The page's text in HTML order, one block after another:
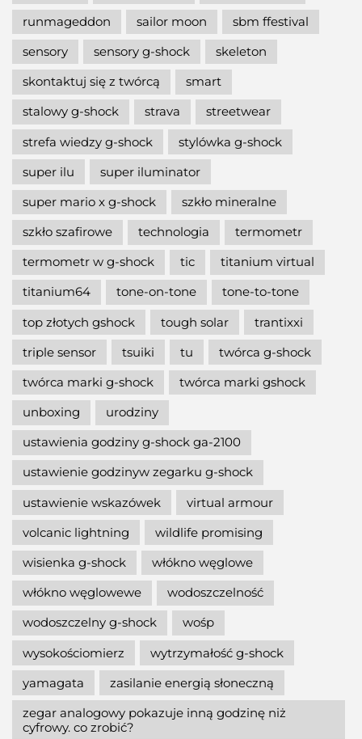
runmageddon
sailor moon
sbm ffestival
sensory
sensory g-shock
skeleton
skontaktuj się z twórcą
smart
stalowy g-shock
strava
streetwear
strefa wiedzy g-shock
stylówka g-shock
super ilu
super iluminator
super mario x g-shock
szkło mineralne
szkło szafirowe
technologia
termometr
termometr w g-shock
tic
titanium virtual
titanium64
tone-on-tone
tone-to-tone
top złotych gshock
tough solar
trantixxi
triple sensor
tsuiki tu
twórca g-shock
twórca marki g-shock
twórca marki gshock
unboxing
urodziny
ustawienia godziny g-shock ga-2100
ustawienie godzinyw zegarku g-shock
ustawienie wskazówek
virtual armour
volcanic lightning
wildlife promising
wisienka g-shock
włókno węglowe
włókno węglowewe
wodoszczelność
wodoszczelny g-shock
wośp
wysokościomierz
wytrzymałość g-shock
yamagata
zasilanie energią słoneczną
zegar analogowy pokazuje inną godzinę niż
cyfrowy. co zrobić?